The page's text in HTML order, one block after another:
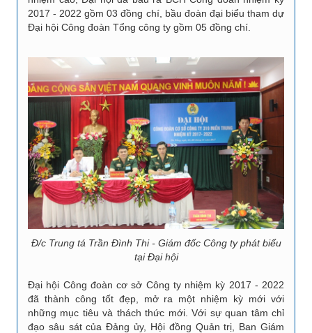
2017 - 2022 gồm 03 đồng chí, bầu đoàn đại biểu tham dự
Đại hội Công đoàn Tổng công ty gồm 05 đồng chí.
Đ/c Trung tá Trần Đình Thi - Giám đốc Công ty phát biểu
tại Đại hội
Đại hội Công đoàn cơ sở Công ty nhiệm kỳ 2017 - 2022
đã thành công tốt đẹp, mở ra một nhiệm kỳ mới với
những mục tiêu và thách thức mới. Với sự quan tâm chỉ
đạo sâu sát của Đảng ủy, Hội đồng Quản trị, Ban Giám